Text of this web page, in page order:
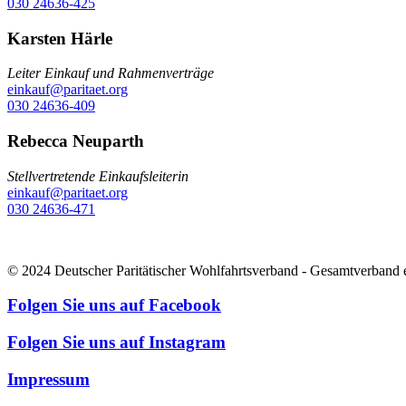
Karsten Härle
Leiter Einkauf und Rahmenverträge
einkauf@paritaet.org
030 24636-409
Rebecca Neuparth
Stellvertretende Einkaufsleiterin
einkauf@paritaet.org
030 24636-471
© 2024 Deutscher Paritätischer Wohlfahrtsverband - Gesamtverband
Folgen Sie uns auf Facebook
Folgen Sie uns auf Instagram
Impressum